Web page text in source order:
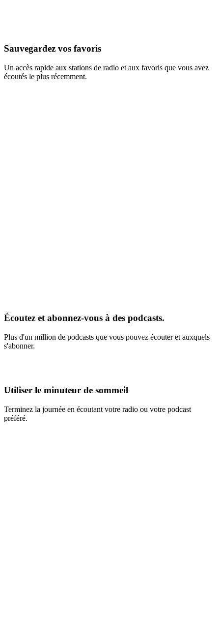
Sauvegardez vos favoris
Un accès rapide aux stations de radio et aux favoris que vous avez
écoutés le plus récemment.
Écoutez et abonnez-vous à des podcasts.
Plus d'un million de podcasts que vous pouvez écouter et auxquels
s'abonner.
Utiliser le minuteur de sommeil
Terminez la journée en écoutant votre radio ou votre podcast
préféré.